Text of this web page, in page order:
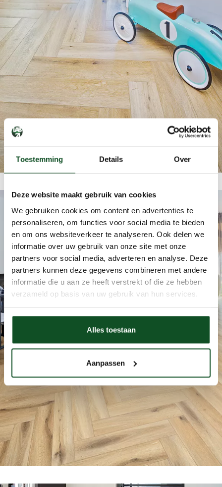
Toestemming Details Over
Deze website maakt gebruik van cookies
We gebruiken cookies om content en advertenties te
personaliseren, om functies voor social media te bieden
en om ons websiteverkeer te analyseren. Ook delen we
informatie over uw gebruik van onze site met onze
partners voor social media, adverteren en analyse. Deze
partners kunnen deze gegevens combineren met andere
informatie die u aan ze heeft verstrekt of die ze hebben
verzameld op basis van uw gebruik van hun services.
Alles toestaan
Aanpassen